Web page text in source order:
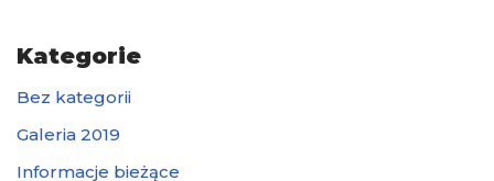
Kategorie
Bez kategorii
Galeria 2019
Informacje bieżące